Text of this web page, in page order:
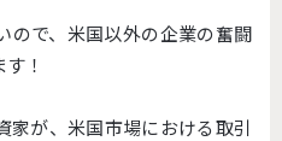
ので、米国以外の企業の奮闘
！
家が、米国市場における取引